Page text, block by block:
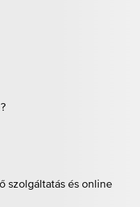
szolgáltatás és online